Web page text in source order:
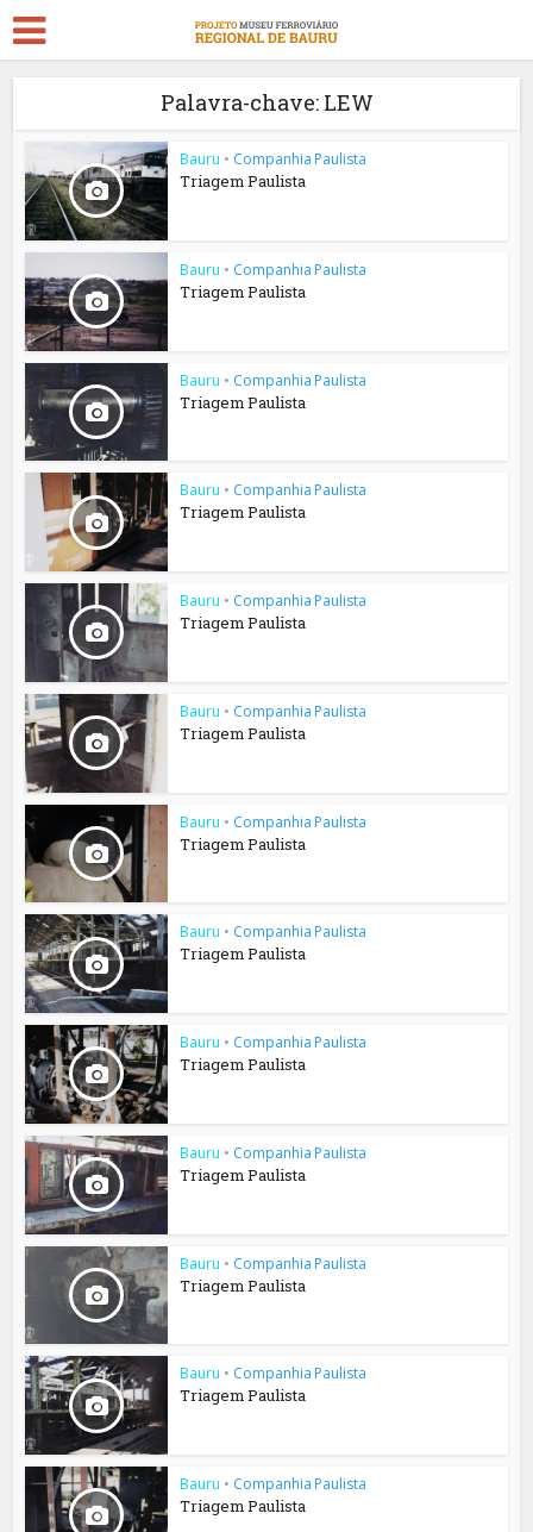
Palavra-chave: LEW
Bauru • Companhia Paulista
Triagem Paulista
Bauru • Companhia Paulista
Triagem Paulista
Bauru • Companhia Paulista
Triagem Paulista
Bauru • Companhia Paulista
Triagem Paulista
Bauru • Companhia Paulista
Triagem Paulista
Bauru • Companhia Paulista
Triagem Paulista
Bauru • Companhia Paulista
Triagem Paulista
Bauru • Companhia Paulista
Triagem Paulista
Bauru • Companhia Paulista
Triagem Paulista
Bauru • Companhia Paulista
Triagem Paulista
Bauru • Companhia Paulista
Triagem Paulista
Bauru • Companhia Paulista
Triagem Paulista
Bauru • Companhia Paulista
Triagem Paulista